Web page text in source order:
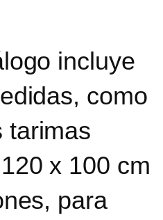
incluye
como
tarimas
x 100 cm
para